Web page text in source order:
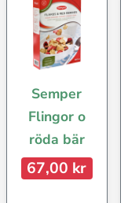
Semper
Flingor o
röda bär
67,00 kr